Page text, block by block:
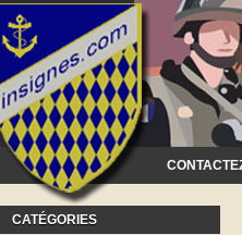
CATÉGORIES